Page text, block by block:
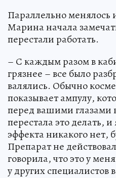
Параллельно менялось
Марина начала
перестали работать.
– С каждым разом в
грязнее – все было
валялись. Обычно
показывает ампулу,
перед вашими глазами
перестала это делать, и
эффекта никакого нет,
Препарат не
говорила, что это у
у других специалистов